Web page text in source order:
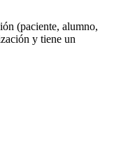
(paciente, alumno,
y tiene un